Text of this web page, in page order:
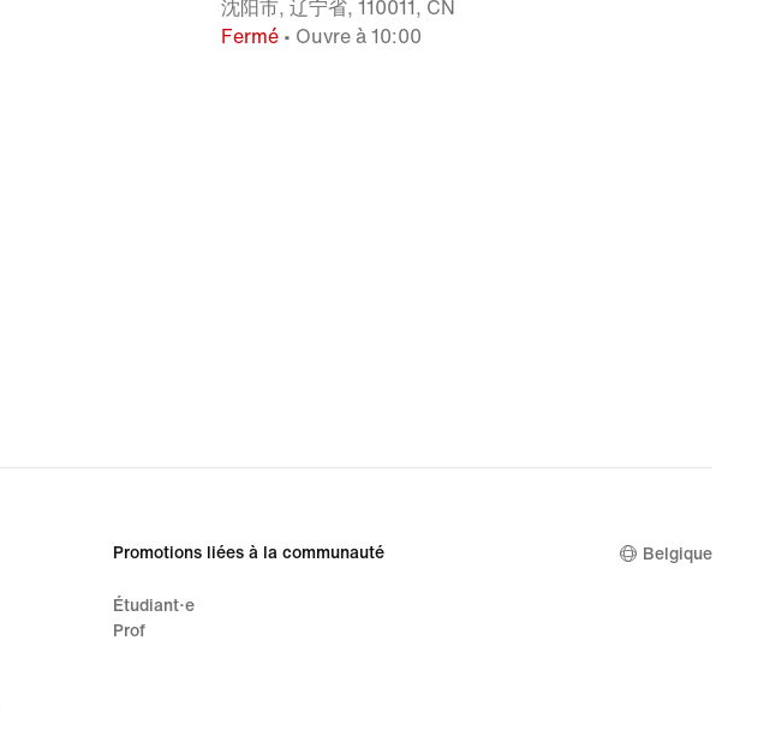
沈阳市, 辽宁省, 110011, CN
Fermé • Ouvre à 10:00
Promotions liées à la communauté
Étudiant·e
Prof
Belgique